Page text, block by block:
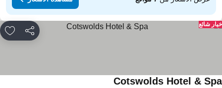
مشاركة
شائع
Cotswolds Hotel &